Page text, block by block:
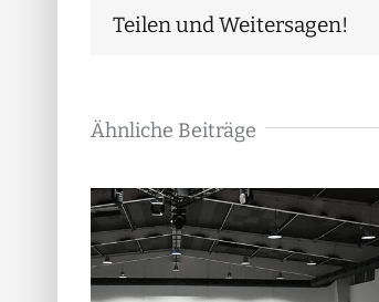
Teilen und Weitersagen!
Ähnliche Beiträge